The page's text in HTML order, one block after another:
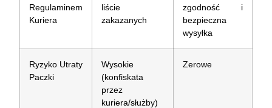
Regulaminem
Kuriera
liście
zakazanych
zgodność i
bezpieczna
wysyłka
Ryzyko Utraty
Paczki
Wysokie
(konfiskata
przez
kuriera/służby)
Zerowe